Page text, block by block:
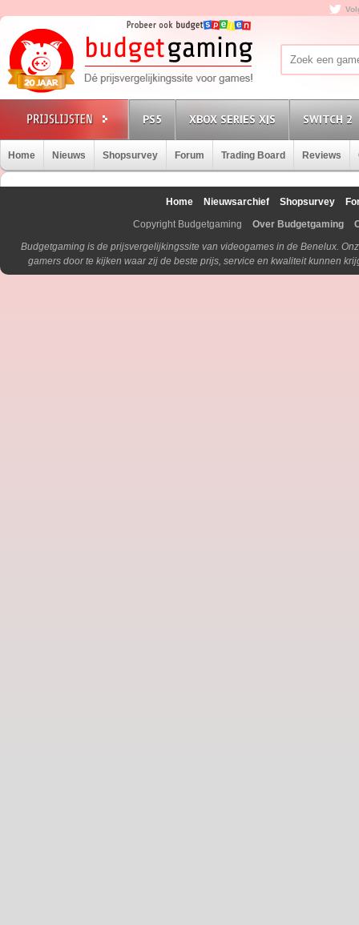
PS5 XBOX SERIES X|S SWITCH 2
Home Nieuws Shopsurvey Forum Trading Board Reviews
Home Nieuwsarchief Shopsurvey
Copyright Budgetgaming
Over Budgetgaming
Budgetgaming is de prijsvergelijkingssite van videogames in de Benelux.
gamers door te kijken waar zij de beste prijs, service en kwaliteit kunnen